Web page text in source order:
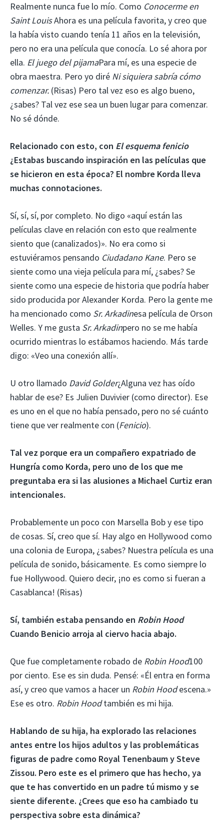
Realmente nunca fue lo mío. Como Conocerme en
Saint LouisAhora es una película favorita, y creo que
la había visto cuando tenía 11 años en la televisión,
pero no era una película que conocía. Lo sé ahora por
ella. El juego del pijamaPara mí, es una especie de
obra maestra. Pero yo diré Ni siquiera sabría cómo
comenzar. (Risas) Pero tal vez eso es algo bueno,
¿sabes? Tal vez ese sea un buen lugar para comenzar.
No sé dónde.
Relacionado con esto, con El esquema fenicio
¿Estabas buscando inspiración en las películas que
se hicieron en esta época? El nombre Korda lleva
muchas connotaciones.
Sí, sí, sí, por completo. No digo «aquí están las
películas clave en relación con esto que realmente
siento que (canalizados)». No era como si
estuviéramos pensando Ciudadano Kane. Pero se
siente como una vieja película para mí, ¿sabes? Se
siente como una especie de historia que podría haber
sido producida por Alexander Korda. Pero la gente me
ha mencionado como Sr. Arkadinesa película de Orson
Welles. Y me gusta Sr. Arkadinpero no se me había
ocurrido mientras lo estábamos haciendo. Más tarde
digo: «Veo una conexión allí».
U otro llamado David Golder¿Alguna vez has oído
hablar de ese? Es Julien Duvivier (como director). Ese
es uno en el que no había pensado, pero no sé cuánto
tiene que ver realmente con (Fenicio).
Tal vez porque era un compañero expatriado de
Hungría como Korda, pero uno de los que me
preguntaba era si las alusiones a Michael Curtiz eran
intencionales.
Probablemente un poco con Marsella Bob y ese tipo
de cosas. Sí, creo que sí. Hay algo en Hollywood como
una colonia de Europa, ¿sabes? Nuestra película es una
película de sonido, básicamente. Es como siempre lo
fue Hollywood. Quiero decir, ¡no es como si fueran a
Casablanca! (Risas)
Sí, también estaba pensando en Robin Hood
Cuando Benicio arroja al ciervo hacia abajo.
Que fue completamente robado de Robin Hood100
por ciento. Ese es sin duda. Pensé: «Él entra en forma
así, y creo que vamos a hacer un Robin Hoodescena.»
Ese es otro. Robin Hoodtambién es mi hija.
Hablando de su hija, ha explorado las relaciones
antes entre los hijos adultos y las problemáticas
figuras de padre como Royal Tenenbaum y Steve
Zissou. Pero este es el primero que has hecho, ya
que te has convertido en un padre tú mismo y se
siente diferente. ¿Crees que eso ha cambiado tu
perspectiva sobre esta dinámica?